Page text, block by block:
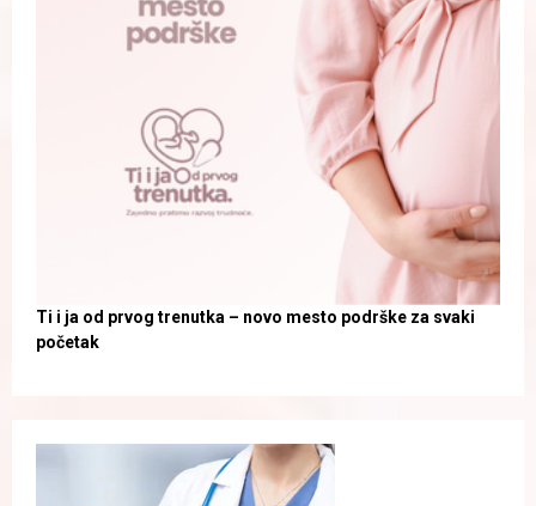
Ti i ja od prvog trenutka – novo mesto podrške za svaki
početak